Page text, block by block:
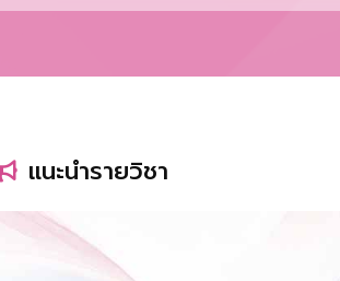
แนะนำรายวิชา